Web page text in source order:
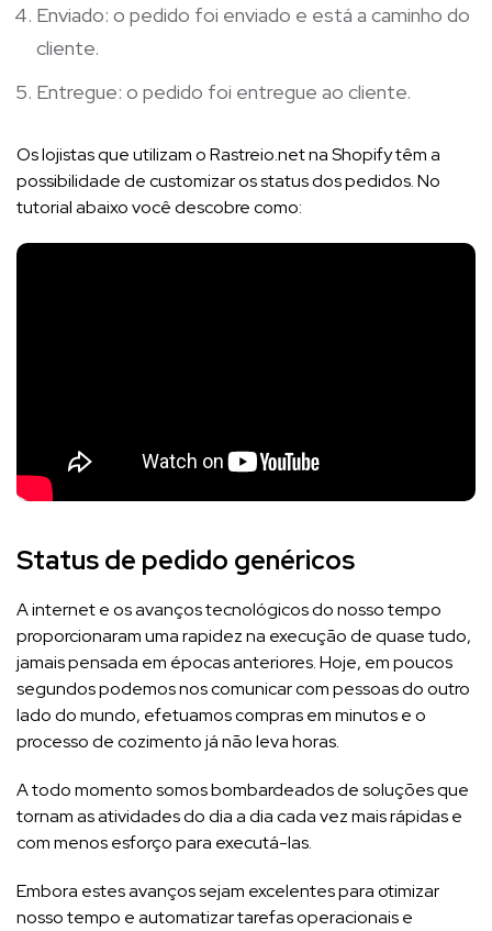
Enviado: o pedido foi enviado e está a caminho do
cliente.
Entregue: o pedido foi entregue ao cliente.
Os lojistas que utilizam o Rastreio.net na Shopify têm a
possibilidade de customizar os status dos pedidos. No
tutorial abaixo você descobre como:
Status de pedido genéricos
A internet e os avanços tecnológicos do nosso tempo
proporcionaram uma rapidez na execução de quase tudo,
jamais pensada em épocas anteriores. Hoje, em poucos
segundos podemos nos comunicar com pessoas do outro
lado do mundo, efetuamos compras em minutos e o
processo de cozimento já não leva horas.
A todo momento somos bombardeados de soluções que
tornam as atividades do dia a dia cada vez mais rápidas e
com menos esforço para executá-las.
Embora estes avanços sejam excelentes para otimizar
nosso tempo e automatizar tarefas operacionais e